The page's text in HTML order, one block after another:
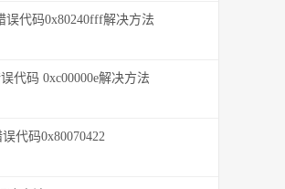
误代码0x80240fff解决方法
代码 0xc00000e解决方法
代码0x80070422